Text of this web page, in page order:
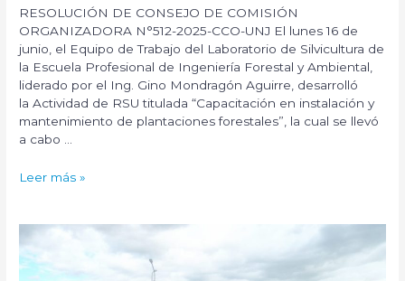
en
el
botadero
del
de
RESOLUCIÓN DE CONSEJO DE COMISIÓN
ORGANIZADORA N°512-2025-CCO-UNJ El lunes 16 de
junio, el Equipo de Trabajo del Laboratorio de Silvicultura de
la Escuela Profesional de Ingeniería Forestal y Ambiental,
liderado por el Ing. Gino Mondragón Aguirre, desarrolló
la Actividad de RSU titulada “Capacitación en instalación y
mantenimiento de plantaciones forestales”, la cual se llevó
a cabo …
Actividad
instalación
y
Leer más »